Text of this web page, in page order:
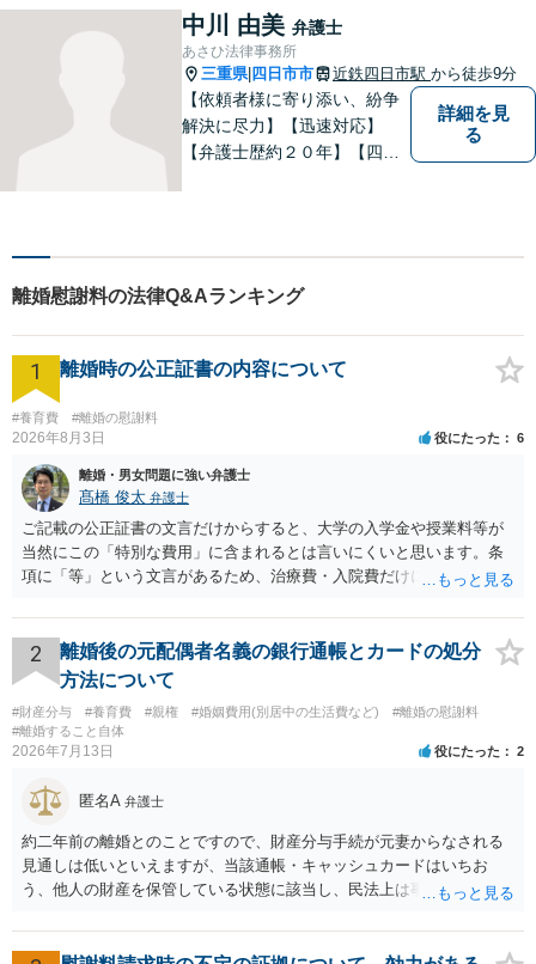
刑事事件全般】双方ともに納
得する解決を目指します【交
通事故】示談金の増額に向け
尽力
中川 由美 弁護士
あさひ法律事務所
三重県| 四日市市 近鉄四日市駅 から徒歩9分
【依頼者様に寄り添い、紛争
解決に尽力】【迅速対応】
【弁護士歴約２０年】【四日
詳細を見
る
離婚慰謝料の法律Q&Aランキング
1 離婚時の公正証書の内容について
#養育費 #離婚の慰謝料
2026年8月3日 役にたった 6
離婚・男女問題に強い弁護士
髙橋 俊太 弁護士
ご記載の公正証書の文言だけからすると、大学の入学金や授業料等が
当然にこの「特別な費用」に含まれるとは言いにくいと思います。条
項に「等」という文言があるため、治療費・入院費だけに限定される
れていますので、通常は、病気や事故によって臨時に必要となった医
療費その他これに類する特別支出を念頭に置いた条項と読むのが自然
です。したがって、大学の入学金、授業料、受験費用などの教育費に
ついてまで、「この条項があるから当然に半額を請求できる」とまで
は言いにくいと思われます。なお、通常、大学進学費用をどこまで負
担すべきかについては、離婚時の合意内容のほか、子どもの年齢、大
や費用などを踏まえて個別に検討することになります。公正証書の他
の条項において、養育費の終期についてどのように定められている
か、大学進学に関する定めの有無、「教育費」「進学費用」に関する
定めの有無等について確認する必要があると考えられます。
2
離婚後の元配偶者名義の銀行通帳とカードの処分
方法について
#財産分与 #養育費 #親権 #婚姻費用(別居中の生活費など)
#離婚の慰謝料
#離婚すること自体
2026年7月13日 役にたった 2
匿名A 弁護士
約二年前の離婚とのことですので、財産分与手続が元妻からなされる
見通しは低いといえますが、当該通帳・キャッシュカードはいちお
う、他人の財産を保管している状態に該当し、民法上は事務管理（597
えにくくとも、表だってのお答えとしては元妻の了解なく処分するこ
とはできないというお答えになってしまいます。